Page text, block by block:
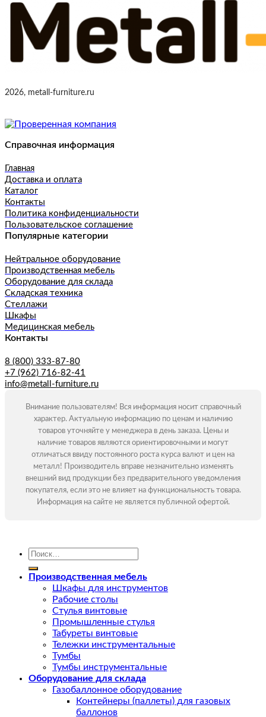
2026, metall-furniture.ru
Справочная информация
Главная
Доставка и оплата
Каталог
Контакты
Политика конфиденциальности
Пользовательское соглашение
Популярные категории
Нейтральное оборудование
Производственная мебель
Оборудование для склада
Складская техника
Стеллажи
Шкафы
Медицинская мебель
Контакты
8 (800) 333-87-80
+7 (962) 716-82-41
info@metall-furniture.ru
Внимание пользователям! Вся информация носит справочный
характер. Актуальную информацию по ценам и наличию
товаров уточняйте у менеджера в день заказа. Цены и
наличие товаров являются ориентировочными и могут
отличаться ввиду постоянного роста курса валют и цен на
металл! Производитель вправе незначительно изменять
внешний вид продукции без предварительного уведомления
покупателя, если это не влияет на функциональность товара.
Информация на сайте не является публичной офертой.
Искать:
Производственная мебель
Шкафы для инструментов
Рабочие столы
Стулья винтовые
Промышленные стулья
Табуреты винтовые
Тележки инструментальные
Тумбы
Тумбы инструментальные
Оборудование для склада
Газобаллонное оборудование
Контейнеры (паллеты) для газовых
баллонов